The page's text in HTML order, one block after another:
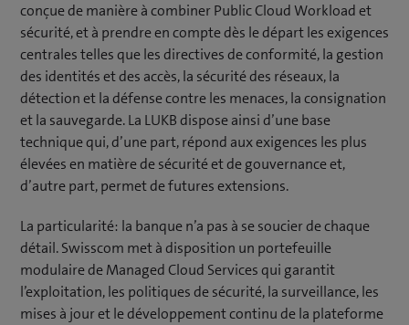
conçue de manière à combiner Public Cloud Workload et
sécurité, et à prendre en compte dès le départ les exigences
centrales telles que les directives de conformité, la gestion
des identités et des accès, la sécurité des réseaux, la
détection et la défense contre les menaces, la consignation
et la sauvegarde. La LUKB dispose ainsi d’une base
technique qui, d’une part, répond aux exigences les plus
élevées en matière de sécurité et de gouvernance et,
d’autre part, permet de futures extensions.
La particularité: la banque n’a pas à se soucier de chaque
détail. Swisscom met à disposition un portefeuille
modulaire de Managed Cloud Services qui garantit
l’exploitation, les politiques de sécurité, la surveillance, les
mises à jour et le développement continu de la plateforme